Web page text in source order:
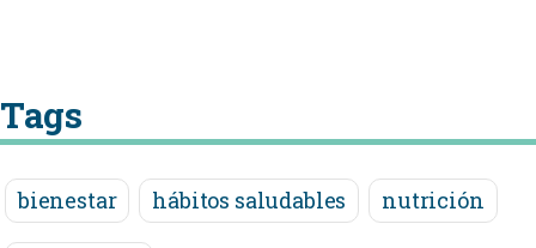
Tags
bienestar hábitos saludables nutrición